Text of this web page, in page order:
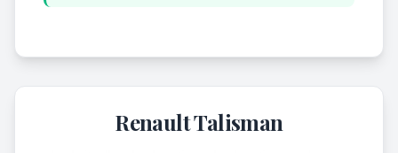
Renault Talisman